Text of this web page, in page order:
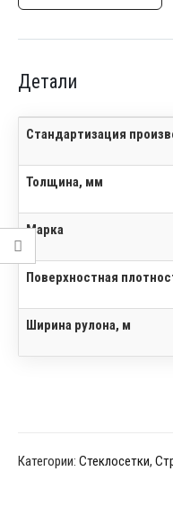
Детали
Стандартизация
Толщина, мм
Марка
Поверхностная
Ширина рулона, м
Категории: Стеклосетки,